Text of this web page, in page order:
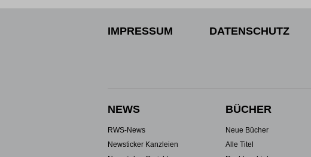
IMPRESSUM DATENSCHUTZ
NEWS
RWS-News
Newsticker Kanzleien
BÜCHER
Neue Bücher
Alle Titel